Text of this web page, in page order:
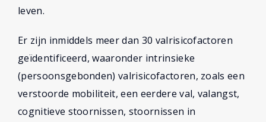
leven.
Er zijn inmiddels meer dan 30 valrisicofactoren
geïdentificeerd, waaronder intrinsieke
(persoonsgebonden) valrisicofactoren, zoals een
verstoorde mobiliteit, een eerdere val, valangst,
cognitieve stoornissen, stoornissen in